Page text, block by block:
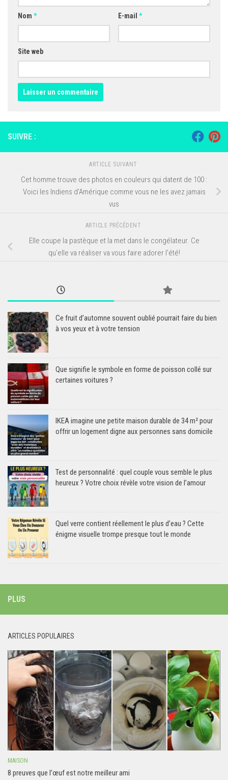
Nom * E-mail *
Site web
SUIVRE :
ARTICLE SUIVANT
Cet homme trouve des photos en couleurs qui datent de 100 :
Voici les Indiens d’Amérique comme vous ne les avez jamais
vus
ARTICLE PRÉCÉDENT
Elle coupe la pastèque et la met dans le congélateur. Ce
qu’elle va réaliser va vous faire adorer l’été!
Ce fruit d’automne souvent oublié pourrait faire du bien
à vos yeux et à votre tension
Que signifie le symbole en forme de poisson collé sur
certaines voitures ?
IKEA imagine une petite maison durable de 34 m² pour
offrir un logement digne aux personnes sans domicile
Test de personnalité : quel couple vous semble le plus
heureux ? Votre choix révèle votre vision de l’amour
Quel verre contient réellement le plus d’eau ? Cette
énigme visuelle trompe presque tout le monde
PLUS
ARTICLES POPULAIRES
MAISON
8 preuves que l’œuf est notre meilleur ami